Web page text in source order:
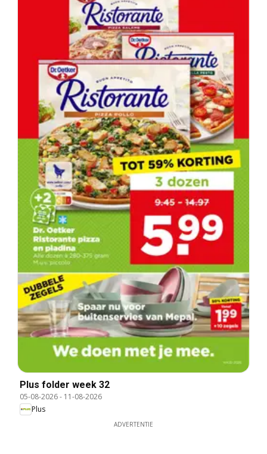
Plus folder week 32
05-08-2026- 11-08-2026
Plus
ADVERTENTIE